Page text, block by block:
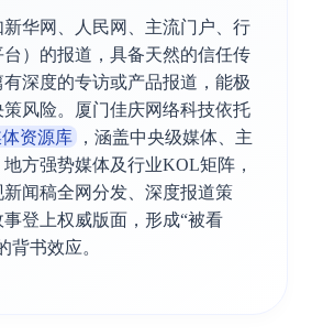
华网、人民网、主流门户、行
）的报道，具备天然的信任传
深度的专访或产品报道，能极
风险。厦门佳庆网络科技依托
体资源库
，涵盖中央级媒体、主
方强势媒体及行业KOL矩阵，
闻稿全网分发、深度报道策
登上权威版面，形成“被看
背书效应。